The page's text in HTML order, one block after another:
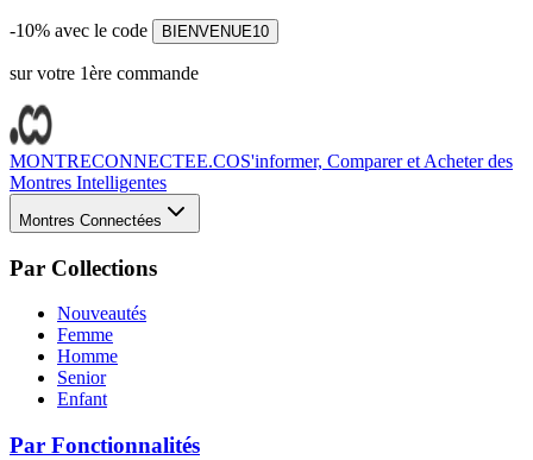
-10% avec le code BIENVENUE10
sur votre 1ère commande
MONTRECONNECTEE.COS'informer, Comparer et Acheter des
Montres Intelligentes
Montres Connectées
Par Collections
Nouveautés
Femme
Homme
Senior
Enfant
Par Fonctionnalités